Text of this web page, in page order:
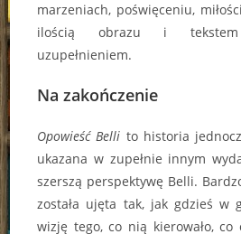
marzeniach, poświęceniu,
ilością obrazu i
uzupełnieniem.
Na zakończenie
Opowieść Belli to historia
ukazana w zupełnie innym
szerszą perspektywę Belli.
została ujęta tak, jak gdzieś w
wizję tego, co nią kierowało, co